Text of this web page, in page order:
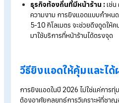
แต่กลุ่มธุรกิจเหล่านี้คือกลุ่มที่ "
สร้างความได้เปรียบทางการตล
ธุรกิจเปิดตัวใหม่ หรือ แบ
ธุรกิจ E-commerce แล
แฟชั่น ของใช้ในบ้าน หรือ
รูปภาพหรือวิดีโอสินค้าไป